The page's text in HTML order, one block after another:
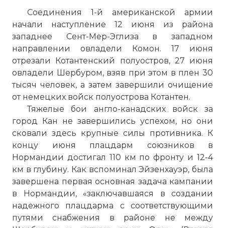
Соединения 1-й американской армии
начали наступление 12 июня из района
западнее Сент-Мер-Эглиза в западном
направлении овладели Комон. 17 июня
отрезали Котантенский полуостров, 27 июня
овладели Шербуром, взяв при этом в плен 30
тысяч человек, а затем завершили очищение
от немецких войск полуострова Котантен.
Тяжелые бои англо-канадских войск за
город Кан не завершились успехом, но они
сковали здесь крупные силы противника. К
концу июня плацдарм союзников в
Нормандии достигал 110 км по фронту и 12-4
км в глубину. Как вспоминал Эйзенхауэр, была
завершена первая основная задача кампании
в Нормандии, «заключавшаяся в создании
надежного плацдарма с соответствующими
путями снабжения в районе не между